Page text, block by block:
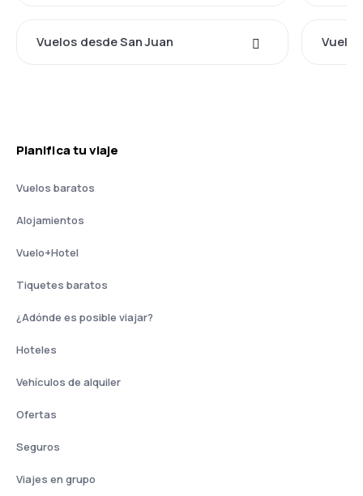
Vuelos desde San Juan
Planifica tu viaje
Vuelos baratos
Alojamientos
Vuelo+Hotel
Tiquetes baratos
¿Adónde es posible viajar?
Hoteles
Vehículos de alquiler
Ofertas
Seguros
Viajes en grupo